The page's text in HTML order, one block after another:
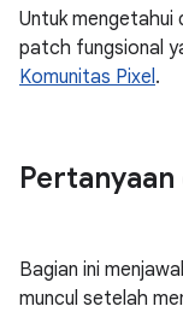
Untuk mengetahui
patch fungsional
Komunitas Pixel.
Bagian ini
muncul setelah